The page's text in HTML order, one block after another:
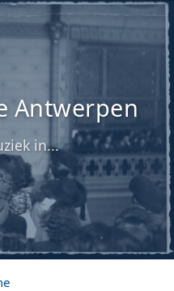
Antwerpen
in...